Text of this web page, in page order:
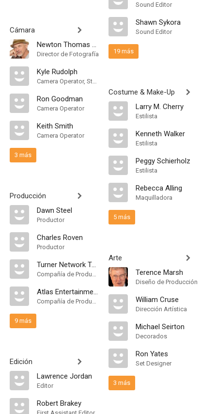
Cámara
Newton Thomas Sigel
Director de Fotografía
Kyle Rudolph
Camera Operator, Steadicam Operator
Ron Goodman
Camera Operator
Keith Smith
Camera Operator
3 más
Producción
Dawn Steel
Productor
Charles Roven
Productor
Turner Network Television
Compañía de Produccion
Atlas Entertainment
Compañía de Produccion
9 más
Edición
Lawrence Jordan
Editor
Robert Brakey
Sound Editor
Shawn Sykora
Sound Editor
19 más
Costume & Make-Up
Larry M. Cherry
Estilista
Kenneth Walker
Estilista
Peggy Schierholz
Estilista
Rebecca Alling
Maquilladora
5 más
Arte
Terence Marsh
Diseño de Producción
William Cruse
Dirección Artística
Michael Seirton
Decorados
Ron Yates
Set Designer
3 más